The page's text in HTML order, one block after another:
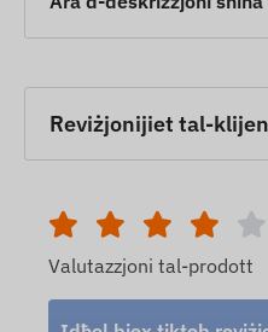
Aktar minn 10 snin ta'
Garanzija fuq l-
L-installazzjoni
esperti tagħna!
Reviżjonijiet tal-
Valutazzjoni tal-prodott